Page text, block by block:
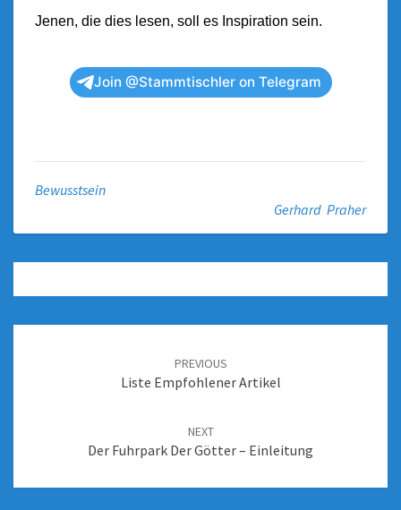
Jenen, die dies lesen, soll es Inspiration sein.
Join @Stammtischler on Telegram
Bewusstsein
Gerhard Praher
PREVIOUS
Liste Empfohlener Artikel
NEXT
Der Fuhrpark Der Götter – Einleitung